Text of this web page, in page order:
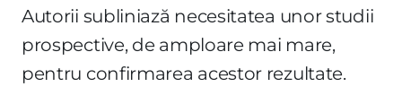
Autorii subliniază necesitatea unor studii
prospective, de amploare mai mare,
pentru confirmarea acestor rezultate.